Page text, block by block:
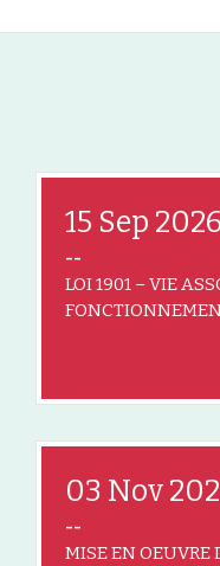
15 Sep 2026
--
LOI 1901 – VIE
03 Nov
--
MISE EN OEUVRE